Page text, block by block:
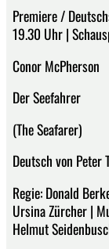
Premiere /
19.30 Uhr |
Conor McPherson
Der Seefahrer
(The Seafarer)
Deutsch von Peter
Regie: Donald
Ursina Zürcher |
Helmut